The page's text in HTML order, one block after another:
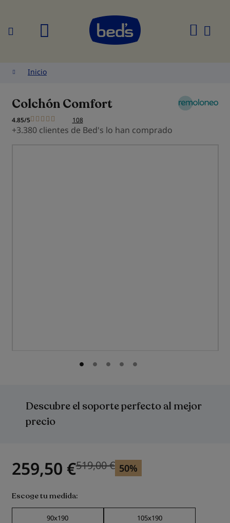
Buscar
Inicio
Colchón Comfort
4.85/5 108
+3.380 clientes de Bed's lo han comprado
259,50 € Precio anterior
519,00 € 50%
Escoge tu medida
90x190 105x190
galería
Descubre el soporte perfecto al mejor
precio